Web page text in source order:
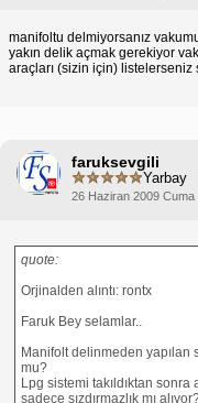
manifoltu delmiyorsanız
yakın delik açmak gerekiyor
araçları (sizin için)
faruksevgili
Yarbay
26 Haziran 2009
quote:
Orjinalden alıntı: rontx
Faruk Bey selamlar..
Manifolt delinmeden yapılan
mu?
Lpg sistemi takıldıktan
sadece sızdırmazlık mı